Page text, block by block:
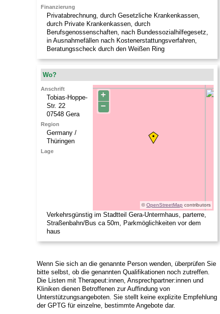
Finanzierung
Privatabrechnung, durch Gesetzliche Krankenkassen,
durch Private Krankenkassen, durch
Berufsgenossenschaften, nach Bundessozialhilfegesetz,
in Ausnahmefällen nach Kostenerstattungsverfahren,
Beratungsscheck durch den Weißen Ring
Wo?
+
−
©OpenStreetMap contributors
Anschrift
Tobias-Hoppe-
Str. 22
07548 Gera
Region
Germany /
Thüringen
Lage
Verkehrsgünstig im Stadtteil Gera-Untermhaus, parterre,
Straßenbahn/Bus ca 50m, Parkmöglichkeiten vor dem
haus
Wenn Sie sich an die genannte Person wenden, überprüfen Sie
bitte selbst, ob die genannten Qualifikationen noch zutreffen.
Die Listen mit Therapeut:innen, Ansprechpartner:innen und
Kliniken dienen Betroffenen zur Auffindung von
Unterstützungsangeboten. Sie stellt keine explizite Empfehlung
der GPTG für einzelne, bestimmte Angebote dar.